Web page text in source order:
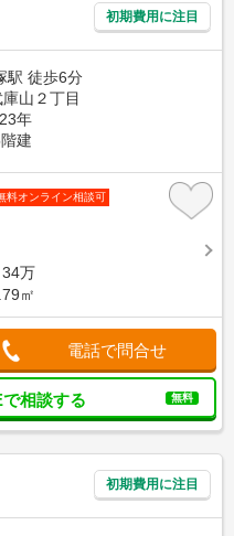
初期費用に注目
駅 徒歩6分
山２丁目
年
建
料オンライン相談可
34万
㎡
電話で問合せ
相談する 無料
初期費用に注目